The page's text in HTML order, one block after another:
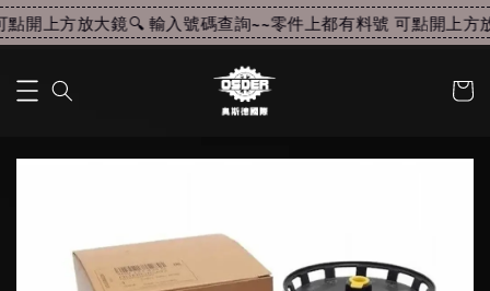
開上方放大鏡🔍 輸入號碼查詢~~零件上都有料號 可點開上方